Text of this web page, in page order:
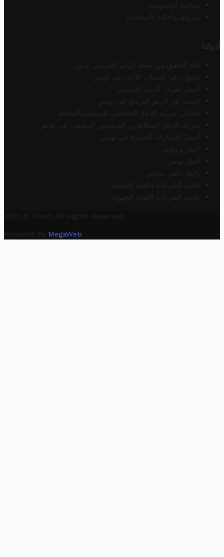
سياسة الخصوصية
شروط وأحكام الاستخدام
أدواتنا
أداة التحقق من صحة الرقم الضريبي تونس
محول رقم الحساب الآيبان في تونس
أسعار صرف الدينار التونسي
البحث عن الرمز البريدي في تونس
محاكي ضريبة الدخل الشخصي للموظف/المتقاعد
ضريبة الدخل للمتقاعدين الفرنسيين المقيمين في تونس
أسعار السيارات الجديدة في تونس
أخبار تروفيت
أخبار تونس
رابط خلفي مجاني
قائمة الشركات الأهلية المحلية
قائمة الشركات الأهلية الجهوية
2025 © Trovit. All Rights Reserved.
Powered By MegaWeb